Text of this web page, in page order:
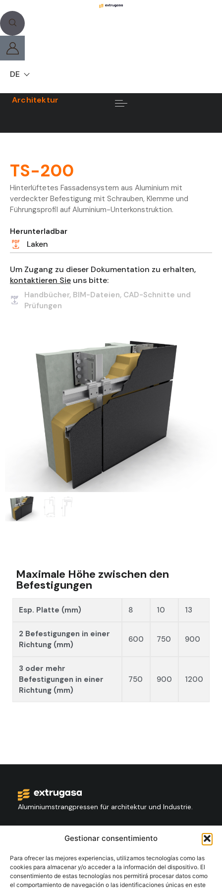
Gestionar consentimiento
Para ofrecer las mejores experiencias, utilizamos tecnologías como las
cookies para almacenar y/o acceder a la información del dispositivo. El
consentimiento de estas tecnologías nos permitirá procesar datos como
el comportamiento de navegación o las identificaciones únicas en este
DE
Architektur
TS-200
Hinterlüftetes Fassadensystem aus Aluminium mit
verdeckter Befestigung mit Schrauben, Klemme und
Führungsprofil auf Aluminium-Unterkonstruktion.
Herunterladbar
Laken
Um Zugang zu dieser Dokumentation zu erhalten,
kontaktieren Sie uns bitte:
Handbücher, BIM-Dateien, CAD-Schnitte und
Prüfungen
Maximale Höhe zwischen den
Befestigungen
Esp. Platte (mm) 8 10 13
2 Befestigungen in einer
Richtung (mm)
600 750 900
3 oder mehr
Befestigungen in einer
Richtung (mm)
750 900 1200
Aluminiumstrangpressen für architektur und Industrie.
Folgen Sie Us: